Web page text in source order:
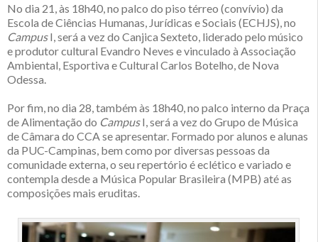
No dia 21, às 18h40, no palco do piso térreo (convívio) da
Escola de Ciências Humanas, Jurídicas e Sociais (ECHJS), no
CampusI, será a vez do Canjica Sexteto, liderado pelo músico
e produtor cultural Evandro Neves e vinculado à Associação
Ambiental, Esportiva e Cultural Carlos Botelho, de Nova
Odessa.
Por fim, no dia 28, também às 18h40, no palco interno da Praça
de Alimentação do CampusI, será a vez do Grupo de Música
de Câmara do CCA se apresentar. Formado por alunos e alunas
da PUC-Campinas, bem como por diversas pessoas da
comunidade externa, o seu repertório é eclético e variado e
contempla desde a Música Popular Brasileira (MPB) até as
composições mais eruditas.